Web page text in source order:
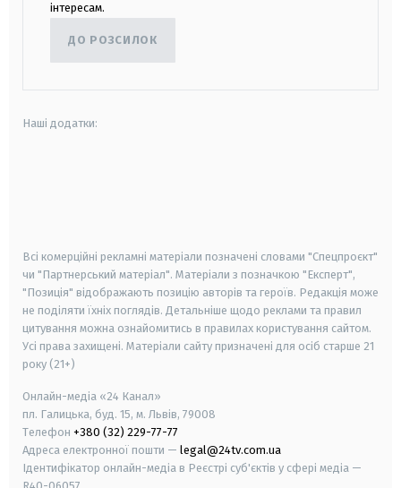
інтересам.
ДО РОЗСИЛОК
Наші додатки:
Всі комерційні рекламні матеріали позначені словами "Спецпроєкт"
чи "Партнерський матеріал". Матеріали з позначкою "Експерт",
"Позиція" відображають позицію авторів та героїв. Редакція може
не поділяти їхніх поглядів. Детальніше щодо реклами та правил
цитування можна ознайомитись в правилах користування сайтом.
Усі права захищені. Матеріали сайту призначені для осіб старше 21
року (21+)
Онлайн-медіа «24 Канал»
пл. Галицька, буд. 15, м. Львів, 79008
Телефон +380 (32) 229-77-77
Адреса електронної пошти — legal@24tv.com.ua
Ідентифікатор онлайн-медіа в Реєстрі суб'єктів у сфері медіа —